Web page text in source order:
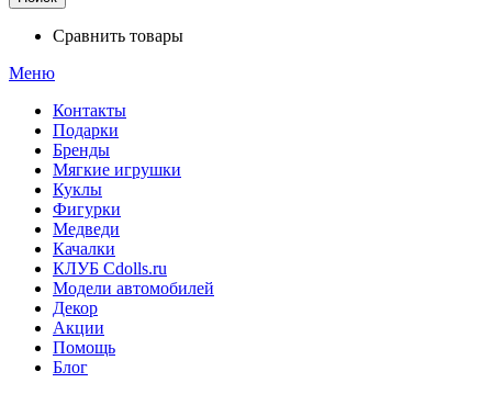
Сравнить товары
Меню
Контакты
Подарки
Бренды
Мягкие игрушки
Куклы
Фигурки
Медведи
Качалки
КЛУБ Cdolls.ru
Модели автомобилей
Декор
Акции
Помощь
Блог